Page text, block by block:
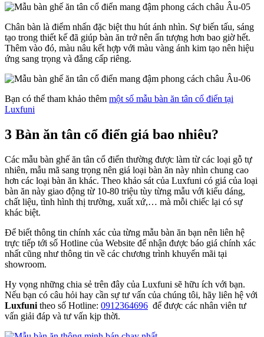
Chân bàn là điểm nhấn đặc biệt thu hút ánh nhìn. Sự biến tấu, sáng
tạo trong thiết kế đã giúp bàn ăn trở nên ấn tượng hơn bao giờ hết.
Thêm vào đó, màu nâu kết hợp với màu vàng ánh kim tạo nên hiệu
ứng sang trọng và đẳng cấp riêng.
Bạn có thể tham khảo thêm một số mẫu bàn ăn tân cổ điển tại
Luxfuni
3 Bàn ăn tân cổ điển giá bao nhiêu?
Các mẫu bàn ghế ăn tân cổ điển thường được làm từ các loại gỗ tự
nhiên, mẫu mã sang trọng nên giá loại bàn ăn này nhìn chung cao
hơn các loại bàn ăn khác. Theo khảo sát của Luxfuni có giá của loại
bàn ăn này giao động từ 10-80 triệu tùy từng mẫu với kiểu dáng,
chất liệu, tình hình thị trường, xuất xứ,… mà mỗi chiếc lại có sự
khác biệt.
Để biết thông tin chính xác của từng mẫu bàn ăn bạn nên liên hệ
trực tiếp tới số Hotline của Website để nhận được báo giá chính xác
nhất cũng như thông tin về các chương trình khuyến mãi tại
showroom.
Hy vọng những chia sẻ trên đây của Luxfuni sẽ hữu ích với bạn.
Nếu bạn có câu hỏi hay cần sự tư vấn của chúng tôi, hãy liên hệ với
Luxfuni theo số Hotline: 0912364696 để được các nhân viên tư
vấn giải đáp và tư vấn kịp thời.